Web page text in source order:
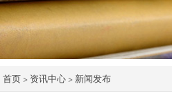
首页 > 资讯中心 > 新闻发布